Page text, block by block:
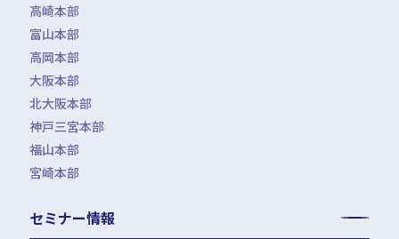
高崎本部
富山本部
高岡本部
大阪本部
北大阪本部
神戸三宮本部
福山本部
宮崎本部
セミナー情報